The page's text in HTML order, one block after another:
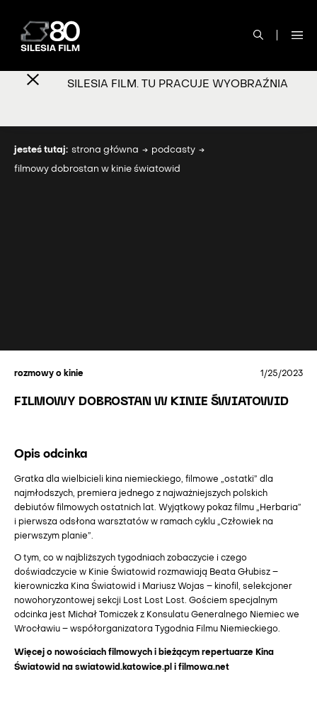
SILESIA FILM. TU PRACUJE WYOBRAŹNIA
jesteś tutaj: strona główna podcasty
filmowy dobrostan w kinie światowid
rozmowy o kinie 1/25/2023
FILMOWY DOBROSTAN W KINIE ŚWIATOWID
Opis odcinka
Gratka dla wielbicieli kina niemieckiego, filmowe „ostatki” dla
najmłodszych, premiera jednego z najważniejszych polskich
debiutów filmowych ostatnich lat. Wyjątkowy pokaz filmu „Herbaria”
i pierwsza odsłona warsztatów w ramach cyklu „Człowiek na
pierwszym planie”.
O tym, co w najbliższych tygodniach zobaczycie i czego
doświadczycie w Kinie Światowid rozmawiają Beata Głubisz –
kierowniczka Kina Światowid i Mariusz Wojas – kinofil, selekcjoner
nowohoryzontowej sekcji Lost Lost Lost. Gościem specjalnym
odcinka jest Michał Tomiczek z Konsulatu Generalnego Niemiec we
Wrocławiu – współorganizatora Tygodnia Filmu Niemieckiego.
Więcej o nowościach filmowych i bieżącym repertuarze Kina
Światowid na swiatowid.katowice.pl i filmowa.net